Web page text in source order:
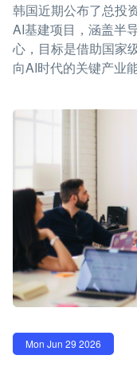
韩国近期公布了总投
AI基建项目，涵盖半
心，目标是借助国家
向AI时代的关键产业能
Mon Jun 29 2026